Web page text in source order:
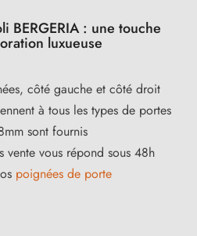
BERGERIA : une touche
luxueuse
côté gauche et côté droit
à tous les types de portes
sont fournis
vente vous répond sous 48h
poignées de porte